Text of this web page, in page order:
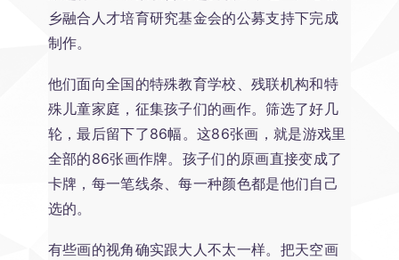
乡融合人才培育研究基金会的公募支持下完成
制作。
他们面向全国的特殊教育学校、残联机构和特
殊儿童家庭，征集孩子们的画作。筛选了好几
轮，最后留下了86幅。这86张画，就是游戏里
全部的86张画作牌。孩子们的原画直接变成了
卡牌，每一笔线条、每一种颜色都是他们自己
选的。
有些画的视角确实跟大人不太一样。把天空画